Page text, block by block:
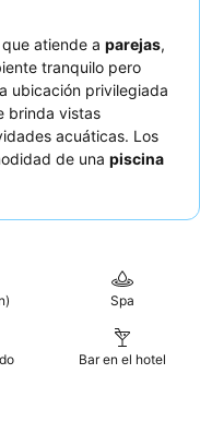
atiende a parejas,
tranquilo pero
ubicación privilegiada
brinda vistas
acuáticas. Los
de una piscina
y entretenerse. El
desayuno bufé a
Para una
una habitación con
Spa
Bar en el hotel